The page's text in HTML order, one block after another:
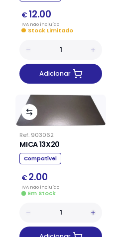
€ 12.00
IVA nãoincluído
Stock Limitado
Adicionar
Ref. 903062
MICA 13X20
Compatível
€ 2.00
IVA nãoincluído
Em Stock